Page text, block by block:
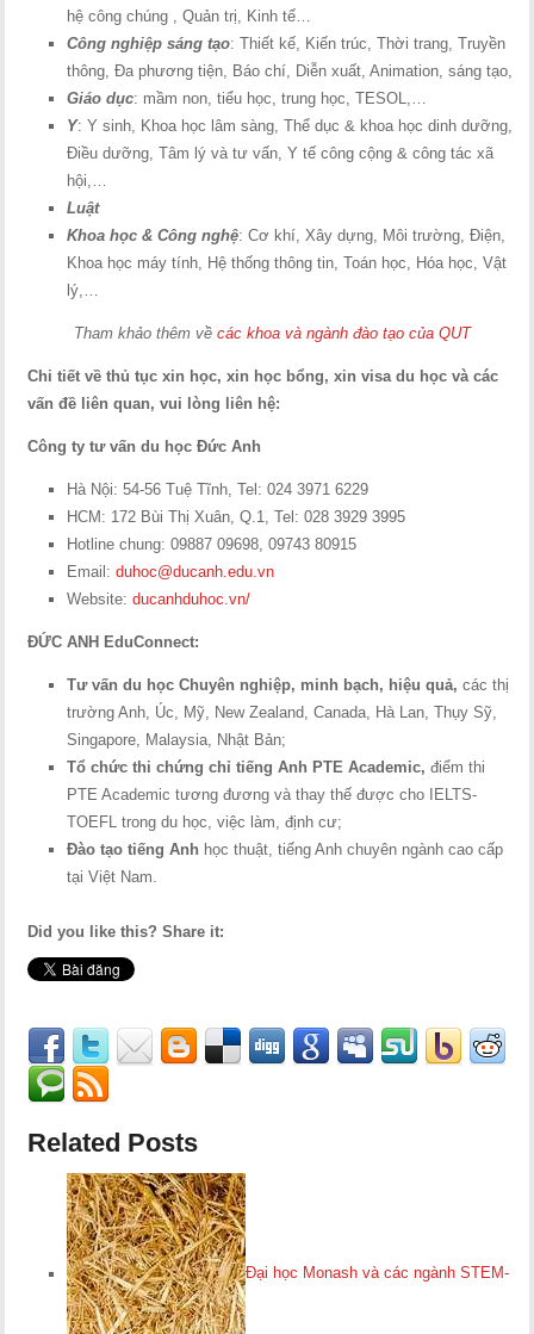
hệ công chúng , Quản trị, Kinh tế…
Công nghiệp sáng tạo: Thiết kế, Kiến trúc, Thời trang, Truyền
thông, Đa phương tiện, Báo chí, Diễn xuất, Animation, sáng tạo,
Giáo dục: mầm non, tiểu học, trung học, TESOL,…
Y: Y sinh, Khoa học lâm sàng, Thể dục & khoa học dinh dưỡng,
Điều dưỡng, Tâm lý và tư vấn, Y tế công cộng & công tác xã
hội,…
Luật
Khoa học & Công nghệ: Cơ khí, Xây dựng, Môi trường, Điện,
Khoa học máy tính, Hệ thống thông tin, Toán học, Hóa học, Vật
lý,…
Tham khảo thêm vềcác khoa và ngành đào tạo của QUT
Chi tiết về thủ tục xin học, xin học bổng, xin visa du học và các
vấn đề liên quan, vui lòng liên hệ:
Công ty tư vấn du học Đức Anh
Hà Nội: 54-56 Tuệ Tĩnh, Tel: 024 3971 6229
HCM: 172 Bùi Thị Xuân, Q.1, Tel: 028 3929 3995
Hotline chung: 09887 09698, 09743 80915
Email:duhoc@ducanh.edu.vn
Website:ducanhduhoc.vn/
ĐỨC ANH EduConnect:
Tư vấn du học Chuyên nghiệp, minh bạch, hiệu quả,các thị
trường Anh, Úc, Mỹ, New Zealand, Canada, Hà Lan, Thụy Sỹ,
Singapore, Malaysia, Nhật Bản;
Tổ chức thi chứng chỉ tiếng Anh PTE Academic,điểm thi
PTE Academic tương đương và thay thế được cho IELTS-
TOEFL trong du học, việc làm, định cư;
Đào tạo tiếng Anh học thuật, tiếng Anh chuyên ngành cao cấp
tại Việt Nam.
Did you like this? Share it:
Related Posts
Đại học Monash và các ngành STEM-